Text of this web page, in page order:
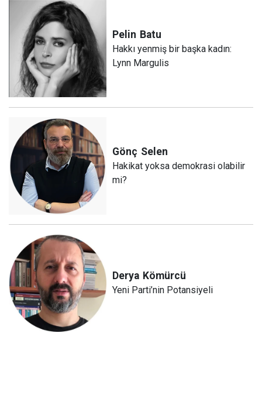
Pelin Batu
Hakkı yenmiş bir başka kadın:
Lynn Margulis
Gönç Selen
Hakikat yoksa demokrasi olabilir
mi?
Derya Kömürcü
Yeni Parti’nin Potansiyeli